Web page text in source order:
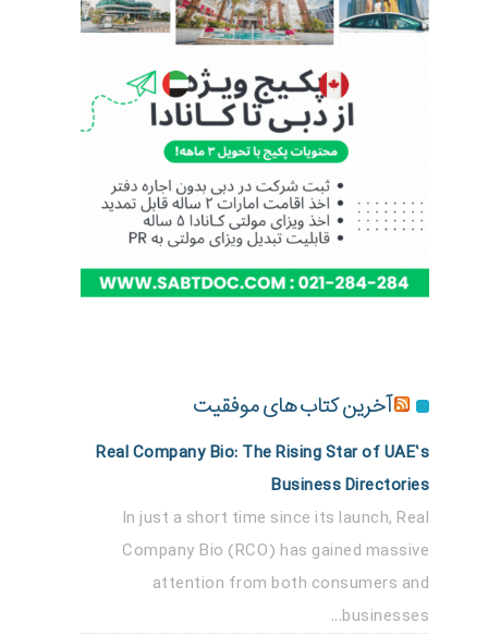
آخرین کتاب های موفقیت
Real Company Bio: The Rising Star of UAE’s
Business Directories
In just a short time since its launch, Real
Company Bio (RCO) has gained massive
attention from both consumers and
businesses...